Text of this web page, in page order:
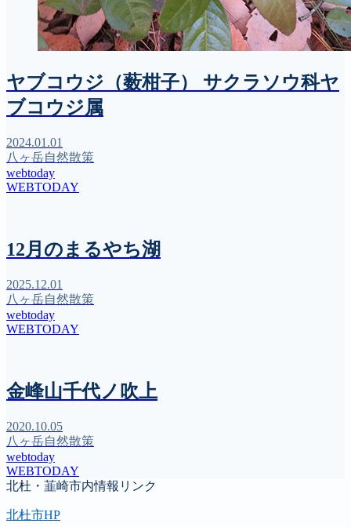
ヤブコウジ（薮柑子） サクラソウ科ヤ
ブコウジ属
2024.01.01
八ヶ岳自然散策
webtoday
WEBTODAY
12月のまるやち湖
2025.12.01
八ヶ岳自然散策
webtoday
WEBTODAY
金峰山千代ノ吹上
2020.10.05
八ヶ岳自然散策
webtoday
WEBTODAY
北杜・韮崎市内情報リンク
北杜市HP